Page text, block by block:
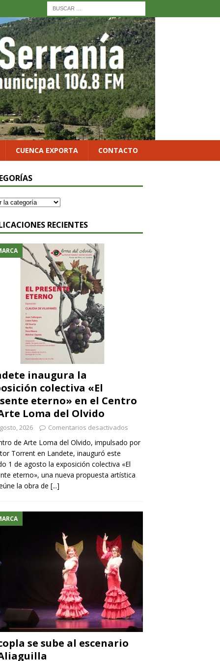
CUENCA EXPORTA CONTACTO
RECIENTES
inaugura la
colectiva «El
eterno» en el Centro
Loma del Olvido
2026 Comentarios desactivados
de Arte Loma del Olvido, impulsado por
Torrent en Landete, inauguró este
1 de agosto la exposición colectiva «El
eterno», una nueva propuesta artística
la obra de [...]
se sube al escenario